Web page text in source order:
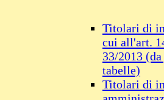
Titolari di
cui all'art.
33/2013
tabelle)
Titolari di